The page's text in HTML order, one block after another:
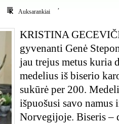
,
Auksarankiai
KRISTINA
gyvenanti Genė
jau trejus metus kuria
medelius iš biserio
sukūrė per 200.
išpuošusi savo
Norvegijoje. Biseris –